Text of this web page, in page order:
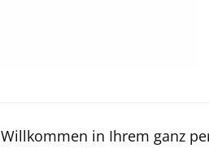
Willkommen in Ihrem ganz